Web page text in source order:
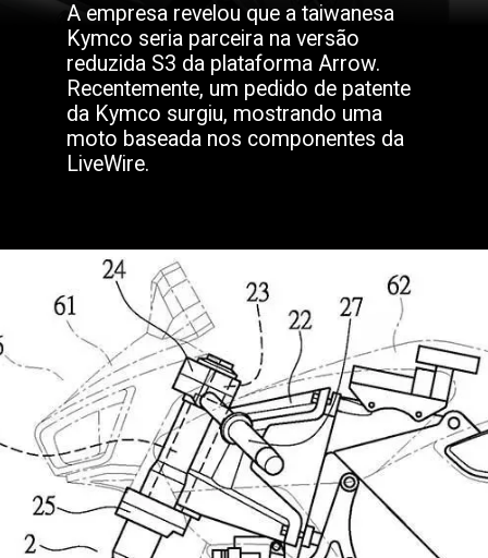
A empresa revelou que a taiwanesa
Kymco seria parceira na versão
reduzida S3 da plataforma Arrow.
Recentemente, um pedido de patente
da Kymco surgiu, mostrando uma
moto baseada nos componentes da
LiveWire.